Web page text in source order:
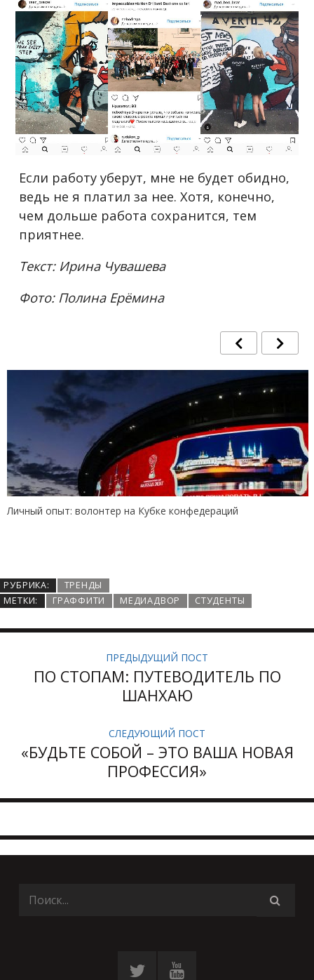
Если работу уберут, мне не будет обидно,
ведь не я платил за нее. Хотя, конечно,
чем дольше работа сохранится, тем
приятнее.
Текст: Ирина Чувашева
Фото: Полина Ерёмина
Личный опыт: волонтер на Кубке конфедераций
РУБРИКА:
ТРЕНДЫ
МЕТКИ:
ГРАФФИТИ МЕДИАДВОР СТУДЕНТЫ
ПРЕДЫДУЩИЙ ПОСТ
ПО СТОПАМ: ПУТЕВОДИТЕЛЬ ПО
ШАНХАЮ
СЛЕДУЮЩИЙ ПОСТ
«БУДЬТЕ СОБОЙ – ЭТО ВАША НОВАЯ
ПРОФЕССИЯ»